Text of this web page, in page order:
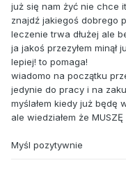
już się nam żyć nie chce
znajdź jakiegoś dobrego
leczenie trwa dłużej ale
ja jakoś przezyłem
lepiej! to pomaga!
wiadomo na początku
jedynie do pracy i na
myślałem kiedy już będę
ale wiedziałem że
Myśl pozytywnie